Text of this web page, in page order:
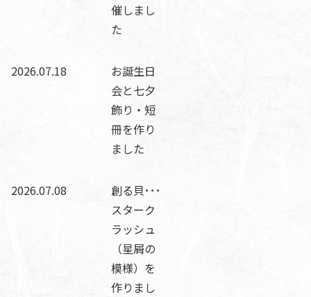
催しまし
た
2026.07.18
お誕生日
会と七夕
飾り・短
冊を作り
ました
2026.07.08
創る貝･･･
スターク
ラッシュ
（星屑の
模様）を
作りまし